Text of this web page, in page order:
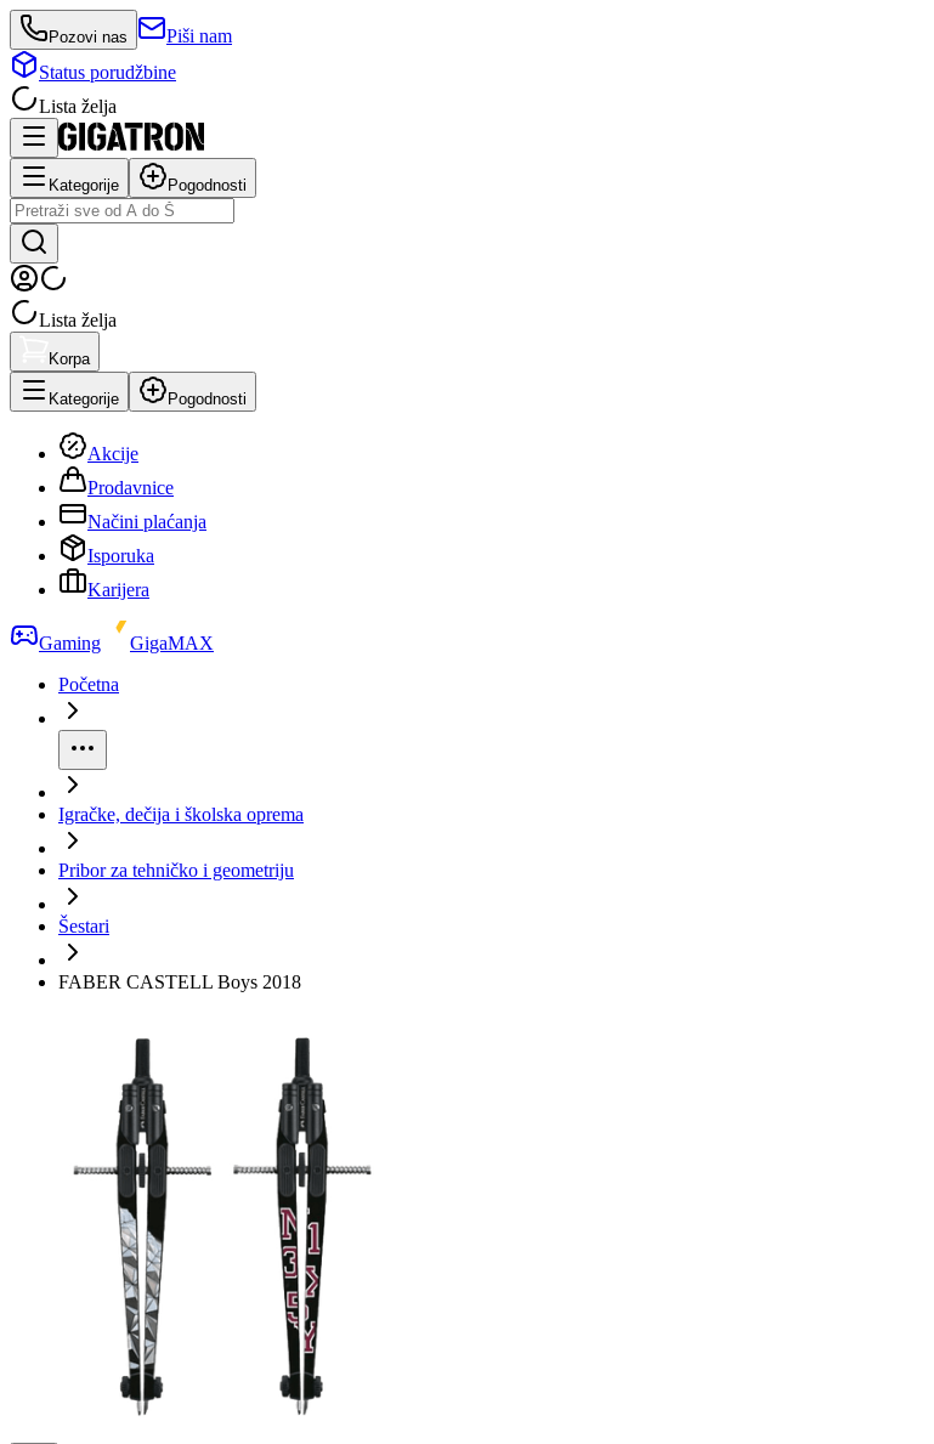
Pozovi nas
Piši nam
Status porudžbine
Lista želja
Kategorije Pogodnosti
Lista želja
Korpa
Kategorije Pogodnosti
Akcije
Prodavnice
Načini plaćanja
Isporuka
Karijera
Gaming
GigaMAX
Početna
Igračke, dečija i školska oprema
Pribor za tehničko i geometriju
Šestari
FABER CASTELL Boys 2018